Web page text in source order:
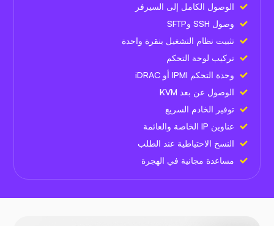
الوصول الكامل إلى السيرفر
وصول SSH وSFTP
تثبيت نظام التشغيل بنقرة واحدة
تركيب لوحة التحكم
وحدة التحكم IPMI أو iDRAC
الوصول عن بعد KVM
توفير الخادم السريع
عناوين IP الخاصة والعائمة
النسخ الاحتياطية عند الطلب
مساعدة مجانية في الهجرة